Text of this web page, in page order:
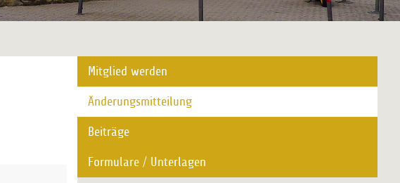
Mitglied werden
Änderungsmitteilung
Beiträge
Formulare / Unterlagen